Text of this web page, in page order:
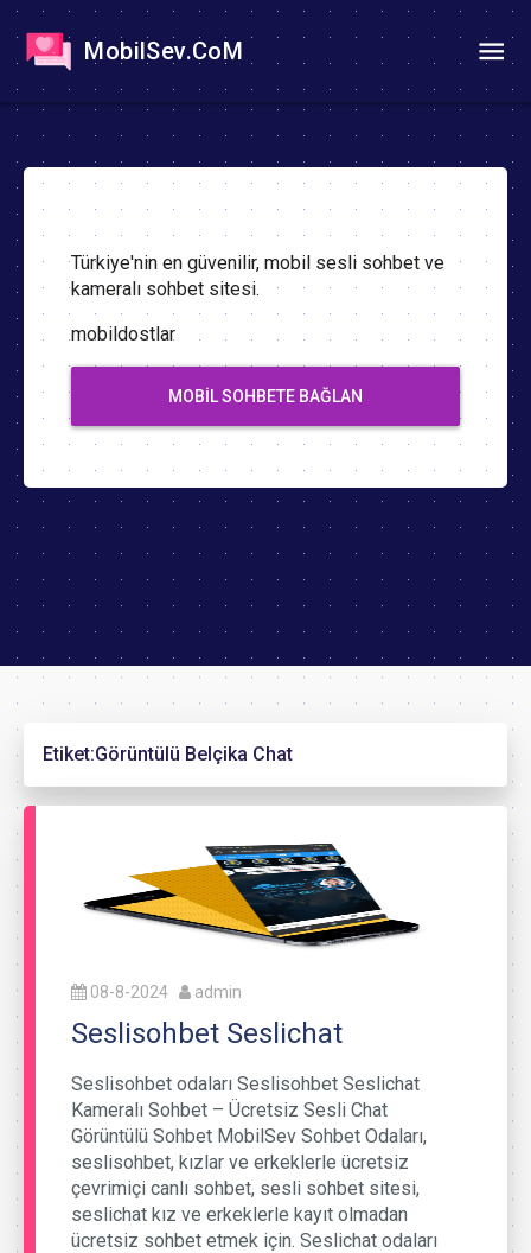
MobilSev.CoM
Türkiye'nin en güvenilir, mobil sesli sohbet ve
kameralı sohbet sitesi.
mobildostlar
MOBIL SOHBETE BAĞLAN
Etiket:Görüntülü Belçika Chat
08-8-2024 admin
Seslisohbet Seslichat
Seslisohbet odaları Seslisohbet Seslichat
Kameralı Sohbet – Ücretsiz Sesli Chat
Görüntülü Sohbet MobilSev Sohbet Odaları,
seslisohbet, kızlar ve erkeklerle ücretsiz
çevrimiçi canlı sohbet, sesli sohbet sitesi,
seslichat kız ve erkeklerle kayıt olmadan
ücretsiz sohbet etmek için. Seslichat odaları